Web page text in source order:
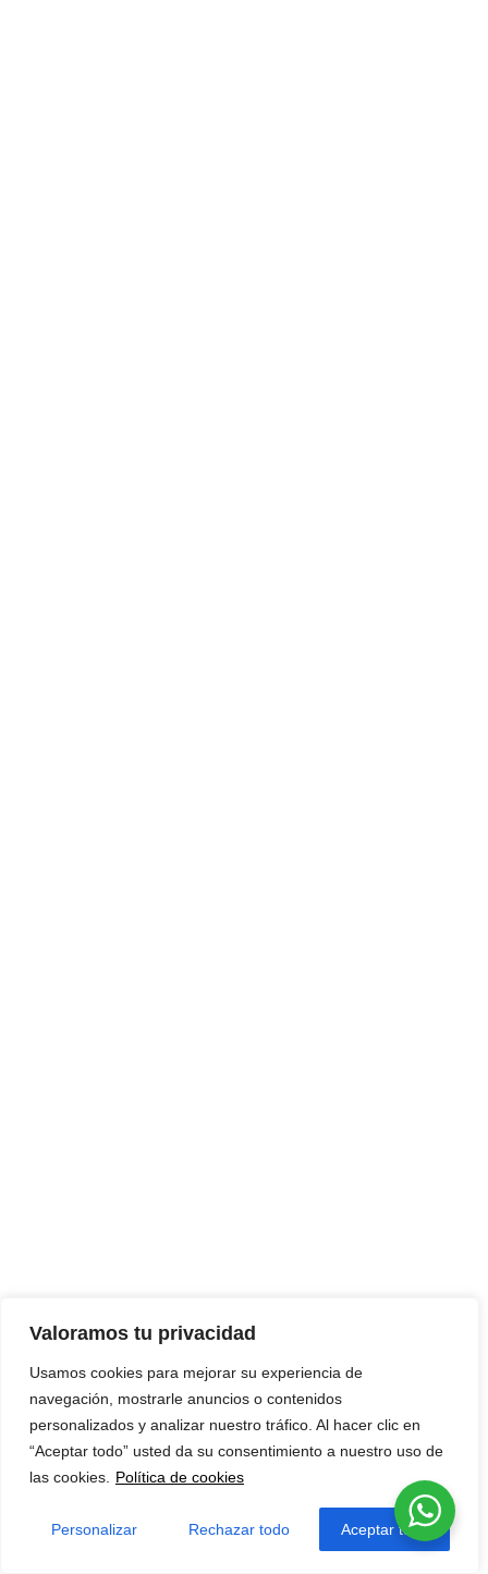
Valoramos tu privacidad
Usamos cookies para mejorar su experiencia de
navegación, mostrarle anuncios o contenidos
personalizados y analizar nuestro tráfico. Al hacer clic en
“Aceptar todo” usted da su consentimiento a nuestro uso de
las cookies.
Política de cookies
Personalizar Rechazar todo Aceptar todo